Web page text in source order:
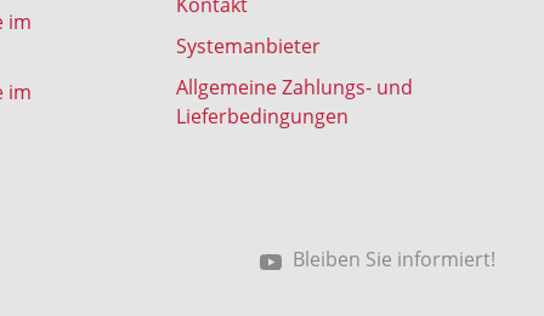
im
im
Systemanbieter
Allgemeine Zahlungs- und
Lieferbedingungen
Bleiben Sie informiert!